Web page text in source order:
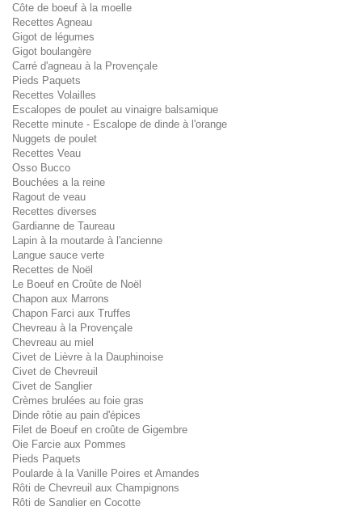
Côte de boeuf à la moelle
Recettes Agneau
Gigot de légumes
Gigot boulangère
Carré d'agneau à la Provençale
Pieds Paquets
Recettes Volailles
Escalopes de poulet au vinaigre balsamique
Recette minute - Escalope de dinde à l'orange
Nuggets de poulet
Recettes Veau
Osso Bucco
Bouchées a la reine
Ragout de veau
Recettes diverses
Gardianne de Taureau
Lapin à la moutarde à l'ancienne
Langue sauce verte
Recettes de Noël
Le Boeuf en Croûte de Noël
Chapon aux Marrons
Chapon Farci aux Truffes
Chevreau à la Provençale
Chevreau au miel
Civet de Lièvre à la Dauphinoise
Civet de Chevreuil
Civet de Sanglier
Crèmes brulées au foie gras
Dinde rôtie au pain d'épices
Filet de Boeuf en croûte de Gigembre
Oie Farcie aux Pommes
Pieds Paquets
Poularde à la Vanille Poires et Amandes
Rôti de Chevreuil aux Champignons
Rôti de Sanglier en Cocotte